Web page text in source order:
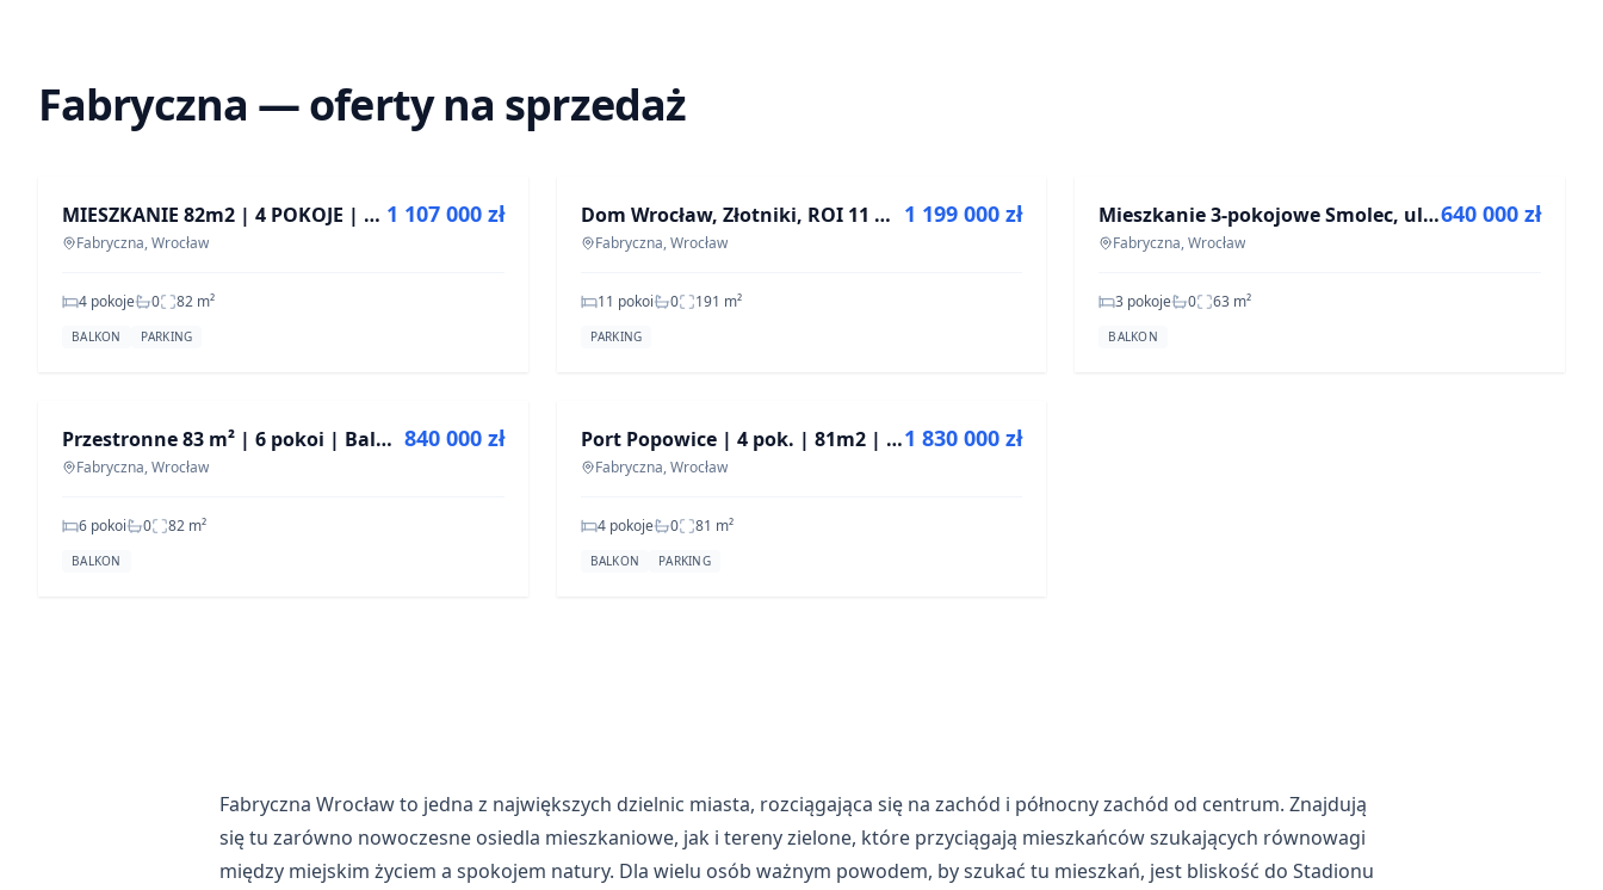
Fabryczna — oferty na sprzedaż
MIESZKANIE 82m2 | 4 POKOJE | DOSKONAŁA INWESTYCJA | DWIE TOALETY |
Fabryczna, Wrocław
1 107 000 zł
4 pokoje 0 82 m²
BALKON PARKING
Dom Wrocław, Złotniki, ROI 11 %, ok. 200 m2
Fabryczna, Wrocław
1 199 000 zł
11 pokoi 0 191 m²
PARKING
Mieszkanie 3-pokojowe Smolec, ul. Daktylowa - 62 m²
Fabryczna, Wrocław
640 000 zł
3 pokoje 0 63 m²
BALKON
Przestronne 83 m² | 6 pokoi | Balkon | 2 piętro | Wrocław – Rogowska
Fabryczna, Wrocław
840 000 zł
6 pokoi 0 82 m²
BALKON
Port Popowice | 4 pok. | 81m2 | Widok na park | Bez PCC
Fabryczna, Wrocław
1 830 000 zł
4 pokoje 0 81 m²
BALKON PARKING
Fabryczna Wrocław to jedna z największych dzielnic miasta, rozciągająca się na zachód i północny zachód od centrum. Znajdują
się tu zarówno nowoczesne osiedla mieszkaniowe, jak i tereny zielone, które przyciągają mieszkańców szukających równowagi
między miejskim życiem a spokojem natury. Dla wielu osób ważnym powodem, by szukać tu mieszkań, jest bliskość do Stadionu